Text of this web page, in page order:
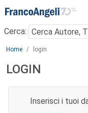
Menu
Cerca:
Main content
Home login
LOGIN
Inserisci i tuoi